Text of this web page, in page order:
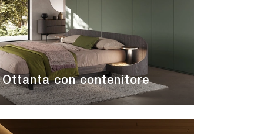
Ottanta con contenitore